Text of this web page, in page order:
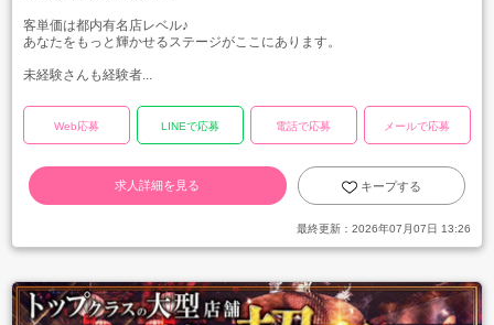
客単価は都内有名店レベル♪
あなたをもっと輝かせるステージがここにあります。
未経験さんも経験者...
Web応募 LINEで応募 電話で応募 メールで応募
求人詳細を見る キープする
最終更新： 2026年07月07日 13:26